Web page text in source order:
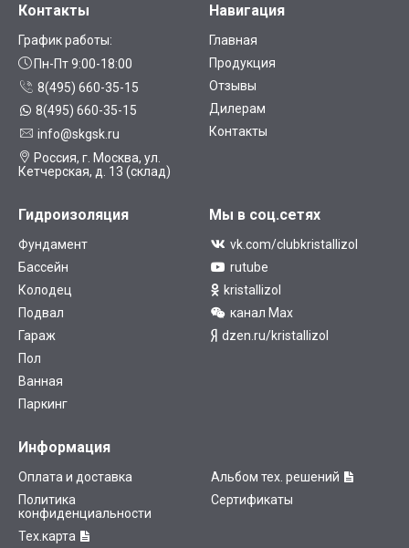
Контакты
График работы:
Пн-Пт 9:00-18:00
8(495) 660-35-15
8(495) 660-35-15
info@skgsk.ru
Россия, г. Москва, ул.
Кетчерская, д. 13 (склад)
Навигация
Главная
Продукция
Отзывы
Дилерам
Контакты
Гидроизоляция
Фундамент
Бассейн
Колодец
Подвал
Гараж
Пол
Ванная
Паркинг
Мы в соц.сетях
vk.com/clubkristallizol
rutube
kristallizol
канал Max
dzen.ru/kristallizol
Информация
Оплата и доставка
Политика
конфиденциальности
Тех.карта
Альбом тех. решений
Сертификаты